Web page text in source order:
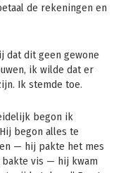
de rekeningen en
dat dit geen gewone
ik wilde dat er
Ik stemde toe.
begon ik
begon alles te
— hij pakte het mes
bakte vis — hij kwam